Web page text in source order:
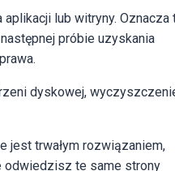
lub witryny. Oznacza
próbie uzyskania
dyskowej,
jest trwałym rozwiązaniem,
odwiedzisz te same strony